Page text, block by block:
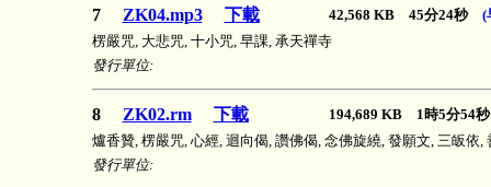
7 ZK04.mp3 下載 42,568 KB 45分24秒 (
楞嚴咒, 大悲咒, 十小咒, 早課, 承天禪寺
發行單位:
8 ZK02.rm 下載
194,689 KB 1時5分54
爐香贊, 楞嚴咒, 心經, 迴向偈, 讚佛偈, 念佛旋繞, 發願文, 三皈依
發行單位: